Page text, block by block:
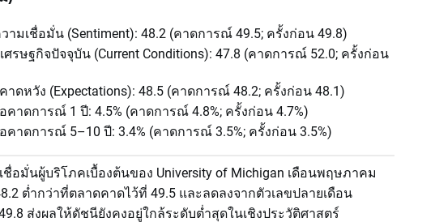
ามเชื่อมั่น (Sentiment): 48.2 (คาดการณ์ 49.5; ครั้งก่อน 49.8)
ศรษฐกิจปัจจุบัน (Current Conditions): 47.8 (คาดการณ์ 52.0; ครั้งก่อน
าดหวัง (Expectations): 48.5 (คาดการณ์ 48.2; ครั้งก่อน 48.1)
อคาดการณ์ 1 ปี: 4.5% (คาดการณ์ 4.8%; ครั้งก่อน 4.7%)
อคาดการณ์ 5–10 ปี: 3.4% (คาดการณ์ 3.5%; ครั้งก่อน 3.5%)
อมั่นผู้บริโภคเบื้องต้นของ University of Michigan เดือนพฤษภาคม
ต่ำกว่าที่ตลาดคาดไว้ที่ 49.5 และลดลงจากตัวเลขปลายเดือน
ส่งผลให้ดัชนียังคงอยู่ใกล้ระดับต่ำสุดในเชิงประวัติศาสตร์